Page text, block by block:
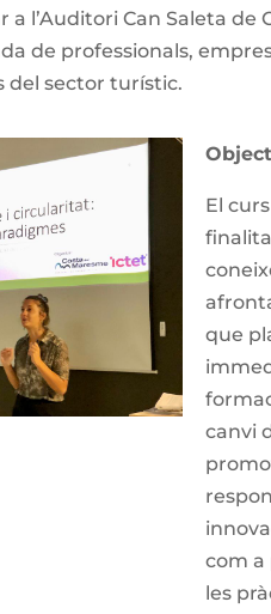
a l’Auditori Can Saleta
de professionals,
del sector turístic.
El
que
canvi
com a
les